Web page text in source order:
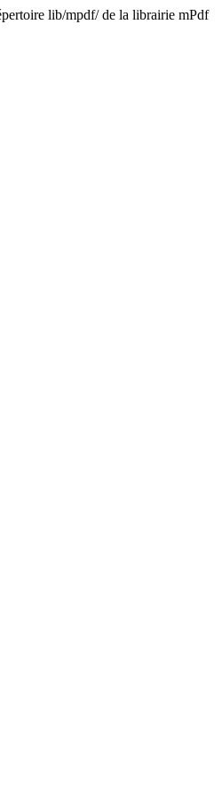
lib/mpdf/ de la librairie mPdf